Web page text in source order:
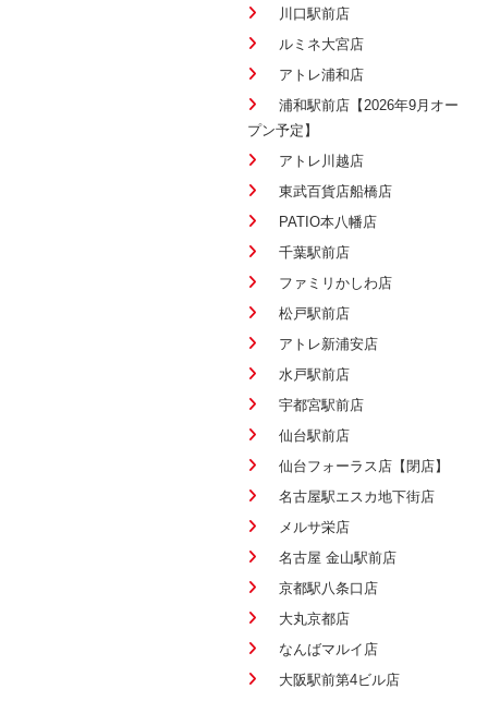
川口駅前店
ルミネ大宮店
アトレ浦和店
浦和駅前店【2026年9月オー
プン予定】
アトレ川越店
東武百貨店船橋店
PATIO本八幡店
千葉駅前店
ファミリかしわ店
松戸駅前店
アトレ新浦安店
水戸駅前店
宇都宮駅前店
仙台駅前店
仙台フォーラス店【閉店】
名古屋駅エスカ地下街店
メルサ栄店
名古屋 金山駅前店
京都駅八条口店
大丸京都店
なんばマルイ店
大阪駅前第4ビル店